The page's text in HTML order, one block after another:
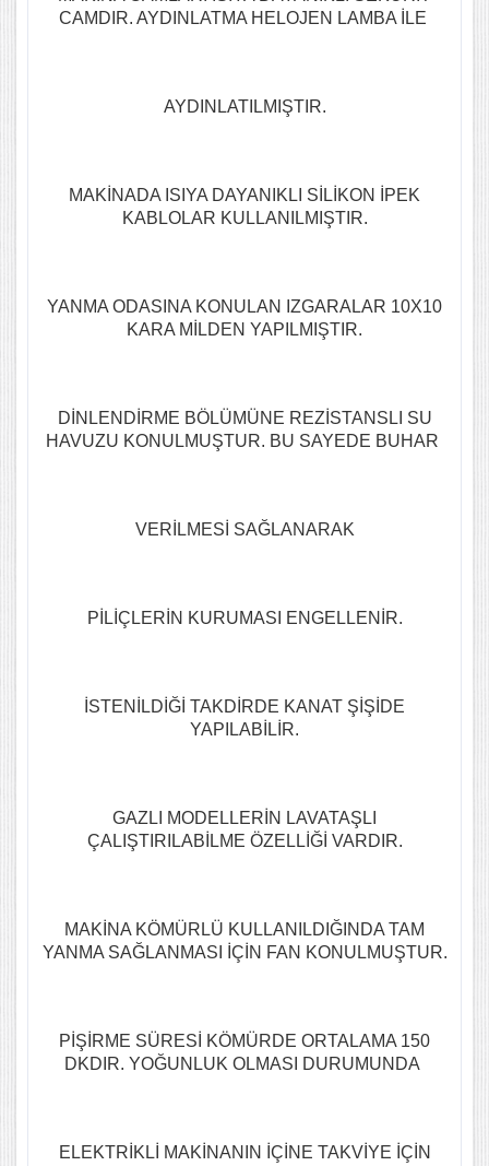
CAMDIR. AYDINLATMA HELOJEN LAMBA İLE
AYDINLATILMIŞTIR.
MAKİNADA ISIYA DAYANIKLI SİLİKON İPEK
KABLOLAR KULLANILMIŞTIR.
YANMA ODASINA KONULAN IZGARALAR 10X10
KARA MİLDEN YAPILMIŞTIR.
DİNLENDİRME BÖLÜMÜNE REZİSTANSLI SU
HAVUZU KONULMUŞTUR. BU SAYEDE BUHAR
VERİLMESİ SAĞLANARAK
PİLİÇLERİN KURUMASI ENGELLENİR.
İSTENİLDİĞİ TAKDİRDE KANAT ŞİŞİDE
YAPILABİLİR.
GAZLI MODELLERİN LAVATAŞLI
ÇALIŞTIRILABİLME ÖZELLİĞİ VARDIR.
MAKİNA KÖMÜRLÜ KULLANILDIĞINDA TAM
YANMA SAĞLANMASI İÇİN FAN KONULMUŞTUR.
PİŞİRME SÜRESİ KÖMÜRDE ORTALAMA 150
DKDIR. YOĞUNLUK OLMASI DURUMUNDA
ELEKTRİKLİ MAKİNANIN İÇİNE TAKVİYE İÇİN